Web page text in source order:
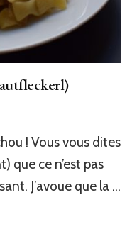
! Vous vous dites
que ce n’est pas
J’avoue que la …